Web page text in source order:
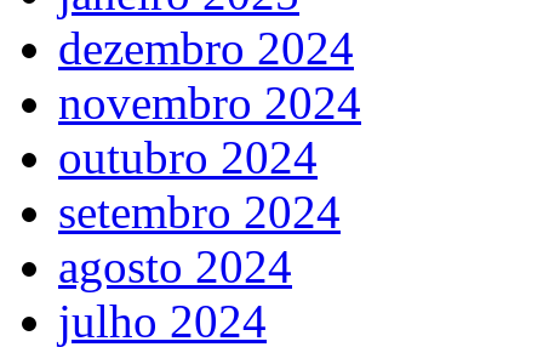
dezembro 2024
novembro 2024
outubro 2024
setembro 2024
agosto 2024
julho 2024